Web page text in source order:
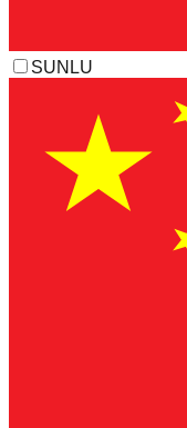
SUNLU